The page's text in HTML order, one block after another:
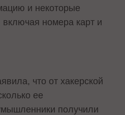
и некоторые
номера карт и
что от хакерской
ее
получили